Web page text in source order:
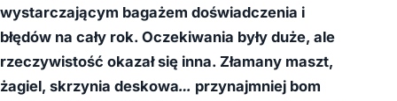
wystarczającym bagażem doświadczenia i
błędów na cały rok. Oczekiwania były duże, ale
rzeczywistość okazał się inna. Złamany maszt,
żagiel, skrzynia deskowa… przynajmniej bom